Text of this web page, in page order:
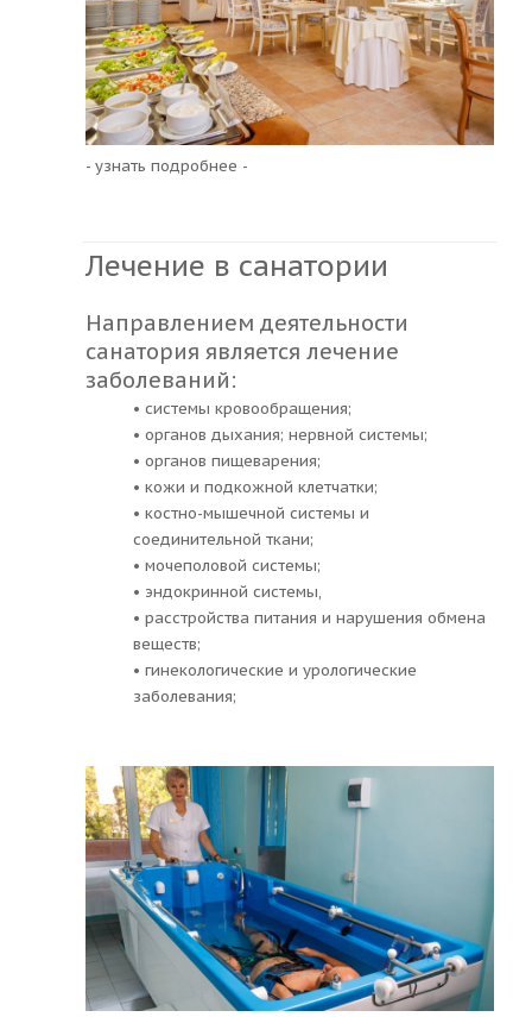
- узнать подробнее -
Лечение в санатории
Направлением деятельности
санатория является лечение
заболеваний:
• системы кровообращения;
• органов дыхания; нервной системы;
• органов пищеварения;
• кожи и подкожной клетчатки;
• костно-мышечной системы и
соединительной ткани;
• мочеполовой системы;
• эндокринной системы,
• расстройства питания и нарушения обмена
веществ;
• гинекологические и урологические
заболевания;